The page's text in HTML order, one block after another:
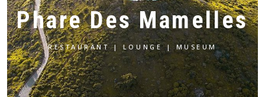
Phare Des Mamelles
RESTAURANT | LOUNGE | MUSEUM